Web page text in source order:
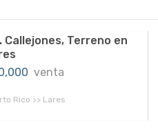
Callejones, Terreno en
venta
Rico >> Lares